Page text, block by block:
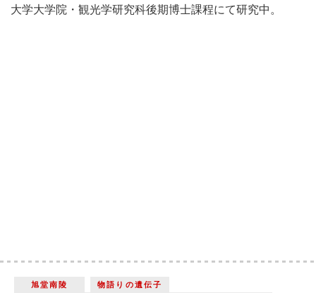
大学大学院・観光学研究科後期博士課程にて研究中。
旭堂南陵
物語りの遺伝子